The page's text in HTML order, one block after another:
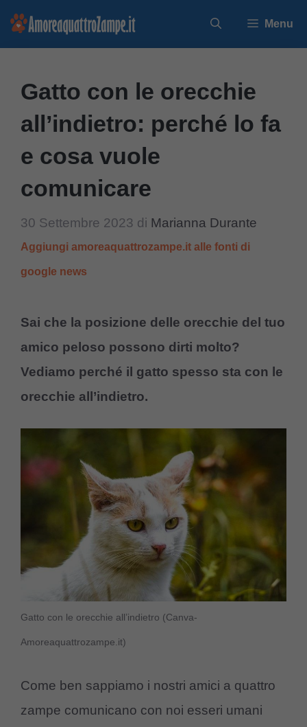
Vai
Menu
Gatto con le orecchie
all’indietro: perché lo fa
e cosa vuole
comunicare
30 Settembre 2023 di Marianna Durante
Aggiungi amoreaquattrozampe.it alle fonti di
google news
Sai che la posizione delle orecchie del tuo
amico peloso possono dirti molto?
Vediamo perché il gatto spesso sta con le
orecchie all’indietro.
Gatto con le orecchie all’indietro (Canva-
Amoreaquattrozampe.it)
Come ben sappiamo i nostri amici a quattro
zampe comunicano con noi esseri umani